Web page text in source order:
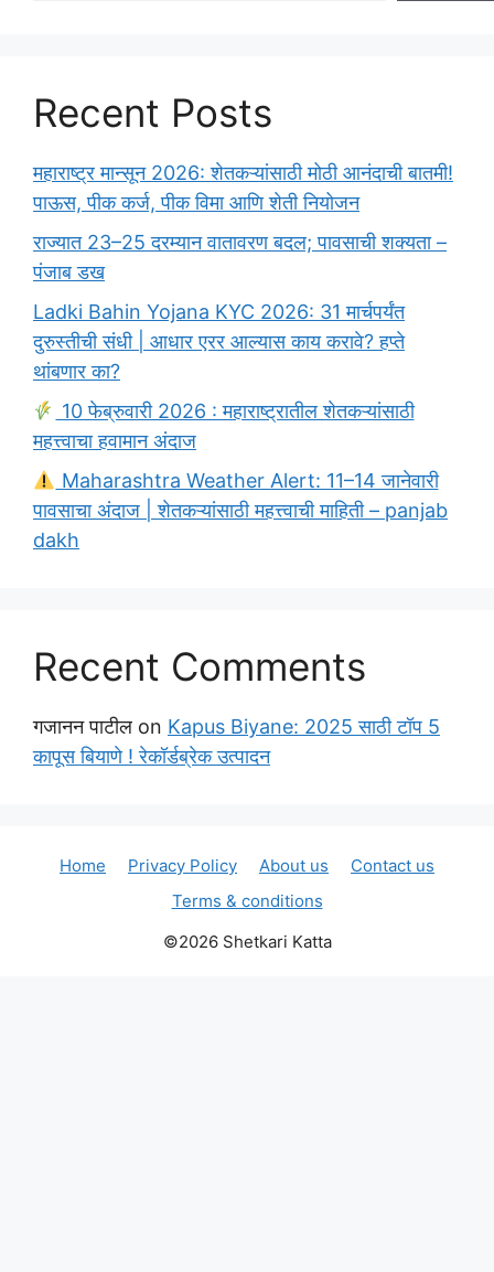
Recent Posts
महाराष्ट्र मान्सून 2026: शेतकऱ्यांसाठी मोठी आनंदाची बातमी!
पाऊस, पीक कर्ज, पीक विमा आणि शेती नियोजन
राज्यात 23–25 दरम्यान वातावरण बदल; पावसाची शक्यता –
पंजाब डख
Ladki Bahin Yojana KYC 2026: 31 मार्चपर्यंत
दुरुस्तीची संधी | आधार एरर आल्यास काय करावे? हप्ते
थांबणार का?
10 फेब्रुवारी 2026 : महाराष्ट्रातील शेतकऱ्यांसाठी
महत्त्वाचा हवामान अंदाज
Maharashtra Weather Alert: 11–14 जानेवारी
पावसाचा अंदाज | शेतकऱ्यांसाठी महत्त्वाची माहिती – panjab
dakh
Recent Comments
गजानन पाटील on Kapus Biyane: 2025 साठी टॉप 5
कापूस बियाणे ! रेकॉर्डब्रेक उत्पादन
Home Privacy Policy About us
Contact us
Terms & conditions
©2026 Shetkari Katta